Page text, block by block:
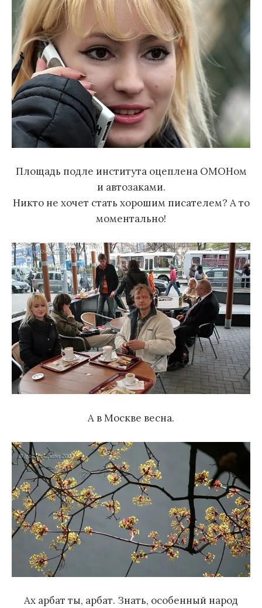
Площадь подле института оцеплена ОМОНом
и автозаками.
Никто не хочет стать хорошим писателем? А то
моментально!
А в Москве весна.
Ах арбат ты, арбат. Знать, особенный народ